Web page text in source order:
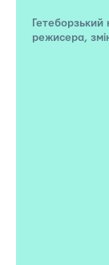
режисера,